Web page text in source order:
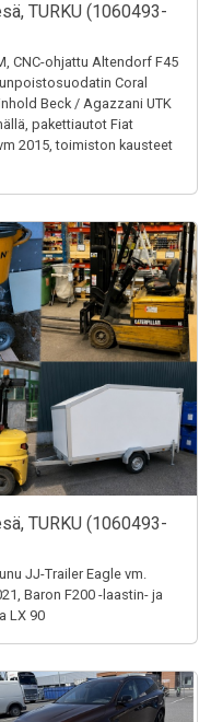
TURKU (1060493-
CNC-ohjattu Altendorf F45
Coral
Beck / Agazzani UTK
pakettiautot Fiat
2015, toimiston kausteet
TURKU (1060493-
JJ-Trailer Eagle vm.
Baron F200 -laastin- ja
LX 90